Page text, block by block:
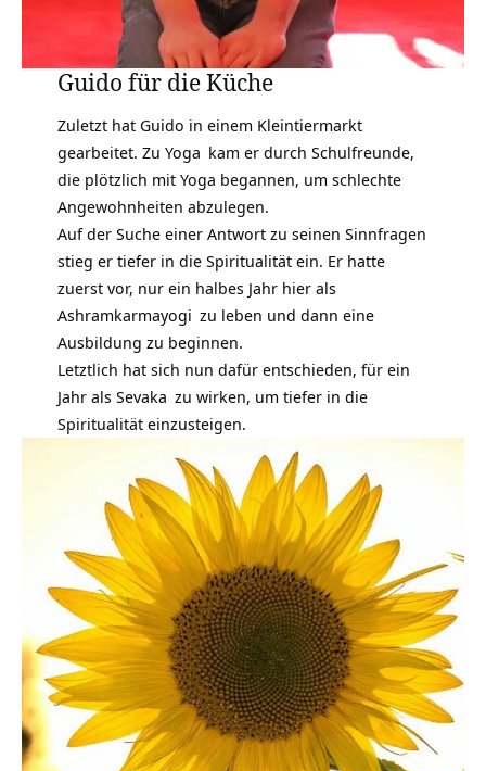
Guido für die Küche
Zuletzt hat Guido in einem Kleintiermarkt
gearbeitet. Zu Yoga kam er durch Schulfreunde,
die plötzlich mit Yoga begannen, um schlechte
Angewohnheiten abzulegen.
Auf der Suche einer Antwort zu seinen Sinnfragen
stieg er tiefer in die Spiritualität ein. Er hatte
zuerst vor, nur ein halbes Jahr hier als
Ashramkarmayogi zu leben und dann eine
Ausbildung zu beginnen.
Letztlich hat sich nun dafür entschieden, für ein
Jahr als Sevaka zu wirken, um tiefer in die
Spiritualität einzusteigen.